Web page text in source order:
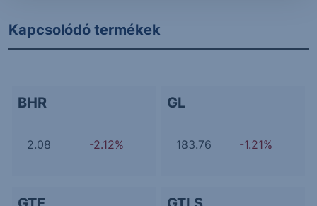
Kapcsolódó termékek
BHR
2.08 -2.12%
GL
183.76 -1.21%